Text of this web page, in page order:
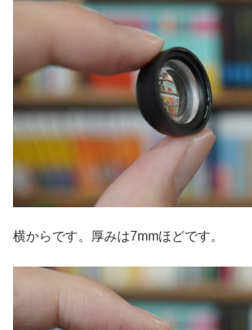
横からです。厚みは7mmほどです。